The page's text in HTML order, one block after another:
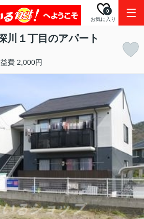
お気に入り
0
川１丁目のアパート
費 2,000円